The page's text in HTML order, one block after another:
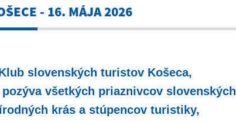
- 16. MÁJA 2026
slovenských turistov Košeca,
všetkých priaznivcov slovenských
krás a stúpencov turistiky,